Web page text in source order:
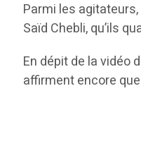
Parmi les
Saïd Chebli, qu’ils
En dépit de la vidéo
affirment encore